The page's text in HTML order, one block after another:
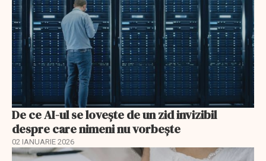
De ce AI-ul se lovește de un zid invizibil
despre care nimeni nu vorbește
02 IANUARIE 2026